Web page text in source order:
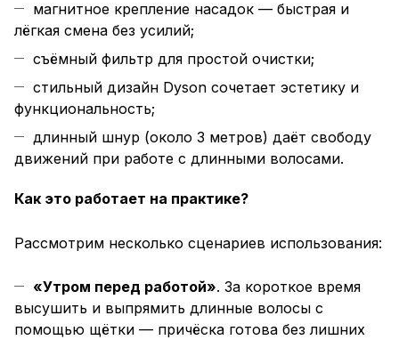
магнитное крепление насадок — быстрая и
лёгкая смена без усилий;
съёмный фильтр для простой очистки;
стильный дизайн Dyson сочетает эстетику и
функциональность;
длинный шнур (около 3 метров) даёт свободу
движений при работе с длинными волосами.
Как это работает на практике?
Рассмотрим несколько сценариев использования:
«Утром перед работой». За короткое время
высушить и выпрямить длинные волосы с
помощью щётки — причёска готова без лишних